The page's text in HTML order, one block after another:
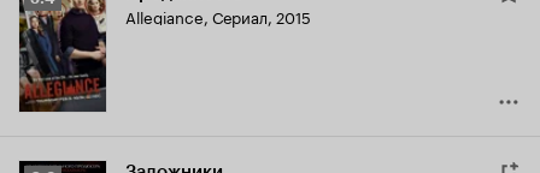
Кинопоиска
5.4
Allegiance, Сериал, 2015